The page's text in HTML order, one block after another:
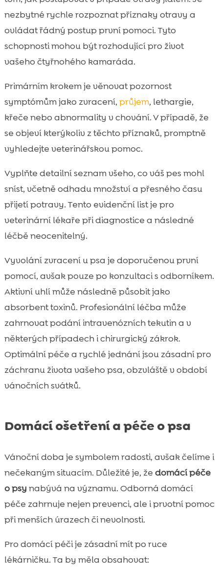
nezbytné rychle rozpoznat příznaky otravy a
ovládat řádný postup první pomoci. Tyto
schopnosti mohou být rozhodující pro život
vašeho čtyřnohého kamaráda.
Primárním krokem je věnovat pozornost
symptómům jako zvracení, průjem, lethargie,
křeče nebo abnormality v chování. V případě, že
se objeví kterýkoliv z těchto příznaků, promptně
vyhledejte veterinářskou pomoc.
Vyplňte detailní seznam všeho, co váš pes mohl
sníst, včetně odhadu množství a přesného času
přijetí potravy. Tento evidenční list je pro
veterinární lékaře při diagnostice a následné
léčbě neocenitelný.
Vyvolání zvracení u psa je doporučenou první
pomocí, avšak pouze po konzultaci s odborníkem.
Aktivní uhlí může následně působit jako
absorbent toxinů. Profesionální léčba může
zahrnovat podání intravenózních tekutin a v
některých případech i chirurgický zákrok.
Optimální péče a rychlé jednání jsou zásadní pro
záchranu života vašeho psa, obzvláště v období
vánočních svátků.
Domácí ošetření a péče o psa
Vánoční doba je symbolem radosti, avšak čelíme i
nečekaným situacím. Důležité je, že domácí péče
o psy nabývá na významu. Odborná domácí
péče zahrnuje nejen prevenci, ale i prvotní pomoc
při menších úrazech či nevolnosti.
Pro domácí péči je zásadní mít po ruce
lékárničku. Ta by měla obsahovat: